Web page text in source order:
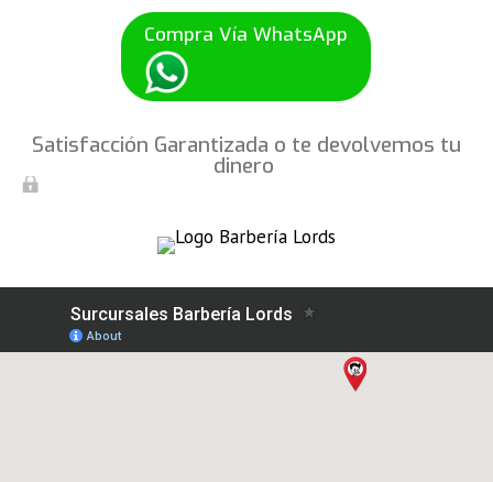
Compra Vía WhatsApp
Satisfacción Garantizada o te devolvemos tu
dinero